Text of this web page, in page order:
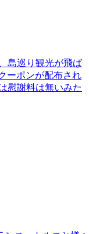
島巡り観光が飛ば
ーポンが配布され
慰謝料は無いみた